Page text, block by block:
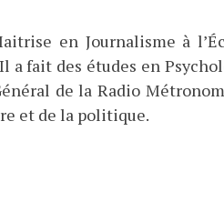
en Journalisme à
a fait des études en
de la Radio
et de la politique.